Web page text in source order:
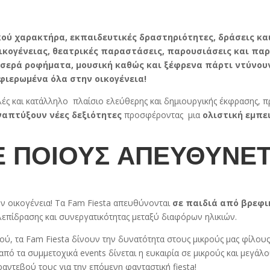
χαρακτήρα, εκπαιδευτικές δραστηριότητες, δράσεις
θεατρικές παραστάσεις, παρουσιάσεις και
ροφήματα, μουσική καθώς και ξέφρενα πάρτι
όλα στην οικογένεια!
κατάλληλο πλαίσιο ελεύθερης και δημιουργικής έκφρασης,
νέες δεξιότητες προσφέροντας μια ολιστική
ΠΟΙΟΥΣ
οικογένεια! Τα Fam Fiesta απευθύνονται σε παιδιά από
και συνεργατικότητας μεταξύ διαφόρων ηλικιών.
τα Fam Fiesta δίνουν την δυνατότητα στους μικρούς μας
τα συμμετοχικά events δίνεται η ευκαιρία σε μικρούς και
τους για την επόμενη φανταστική fiesta!